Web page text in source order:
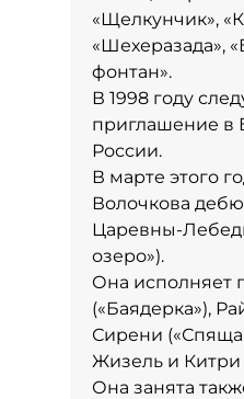
«Щелкунчик»,
«Шехеразада»,
фонтан».
В 1998 году
приглашение в
России.
В марте этого
Волочкова
Царевны-
озеро»).
Она исполняет
(«Баядерка»),
Сирени
Жизель и Китри
Она занята